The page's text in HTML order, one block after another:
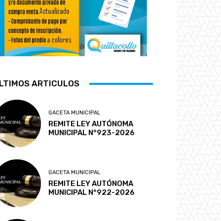
ARTICULOS
GACETA MUNICIPAL
REMITE LEY AUTÓNOMA
MUNICIPAL N°923-2026
GACETA MUNICIPAL
REMITE LEY AUTÓNOMA
MUNICIPAL N°922-2026